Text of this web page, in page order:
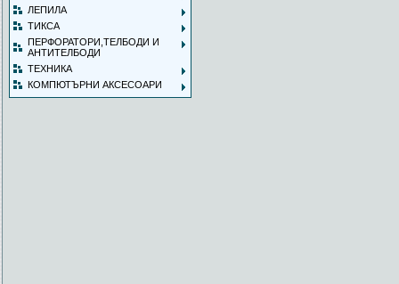
ЛЕПИЛА
ТИКСА
ПЕРФОРАТОРИ,ТЕЛБОДИ И
АНТИТЕЛБОДИ
ТЕХНИКА
КОМПЮТЪРНИ АКСЕСОАРИ